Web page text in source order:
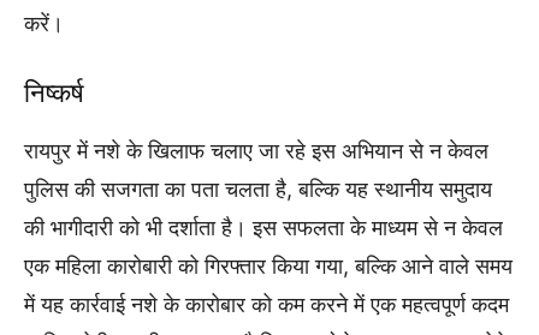
करें।
निष्कर्ष
रायपुर में नशे के खिलाफ चलाए जा रहे इस अभियान से न केवल
पुलिस की सजगता का पता चलता है, बल्कि यह स्थानीय समुदाय
की भागीदारी को भी दर्शाता है। इस सफलता के माध्यम से न केवल
एक महिला कारोबारी को गिरफ्तार किया गया, बल्कि आने वाले समय
में यह कार्रवाई नशे के कारोबार को कम करने में एक महत्वपूर्ण कदम